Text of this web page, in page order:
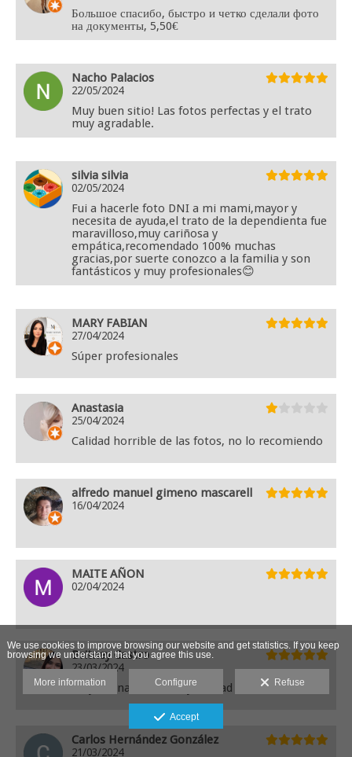
Большое спасибо, быстро и четко сделали фото
на документы, 5,50€
Nacho Palacios
22/05/2024
Muy buen sitio! Las fotos perfectas y el trato
muy agradable.
silvia silvia
02/05/2024
Fui a hacerle foto DNI a mi mami,mayor y
necesita de ayuda,el trato de la dependienta fue
maravilloso,muy cariñosa y
empática,recomendado 100% muchas
gracias,por suerte conozco a la familia y son
fantásticos y muy profesionales😊
MARY FABIAN
27/04/2024
Súper profesionales
Anastasia
25/04/2024
Calidad horrible de las fotos, no lo recomiendo
alfredo manuel gimeno mascarell
16/04/2024
MAITE AÑON
02/04/2024
Britney Castro
23/03/2024
Muy buena atención, y calidad en fotos
Carlos Hernández González
21/03/2024
We use cookies to improve browsing our website and get statistics. If you keep
browsing we understand that you agree this use.
More information Configure Refuse
Accept